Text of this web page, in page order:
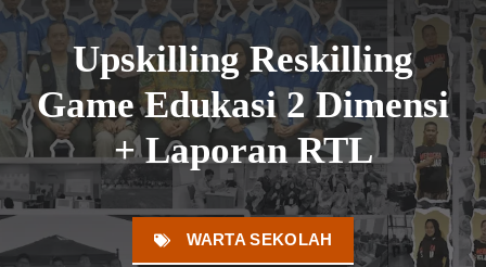
Upskilling Reskilling
Game Edukasi 2 Dimensi
+ Laporan RTL
WARTA SEKOLAH